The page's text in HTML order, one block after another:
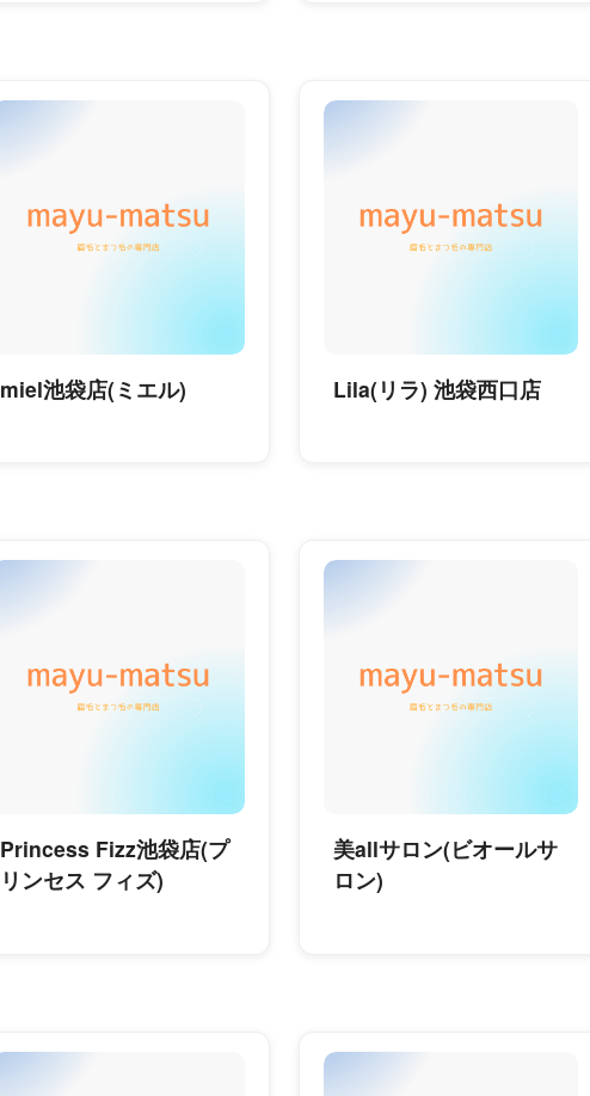
miel池袋店(ミエル) Lila(リラ) 池袋西口店
Princess Fizz池袋店(プ
リンセス フィズ)
美allサロン(ビオールサ
ロン)